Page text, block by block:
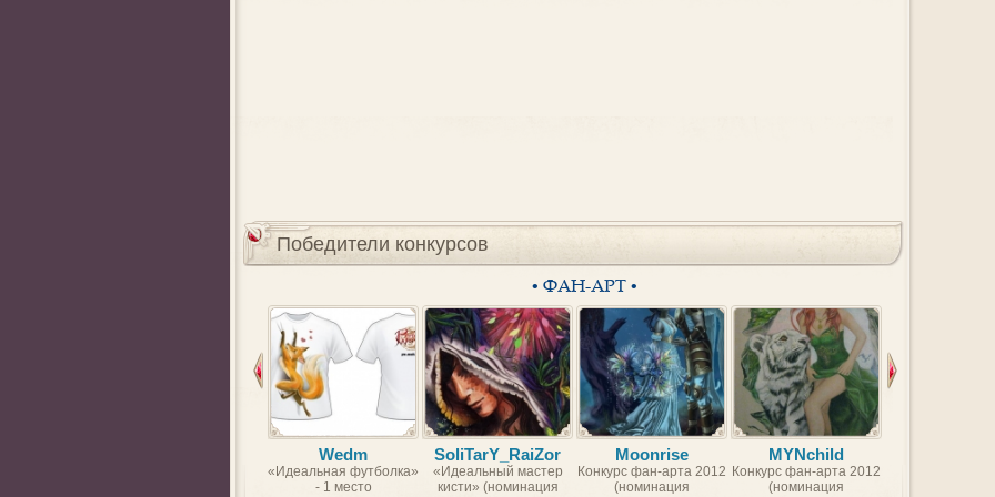
Победители конкурсов
• ФАН-АРТ •
Wedm
«Идеальная футболка»
- 1 место
SoliTarY_RaiZor
«Идеальный мастер
кисти» (номинация
Moonrise
Конкурс фан-арта 2012
(номинация
MYNchild
Конкурс фан-арта 2012
(номинация